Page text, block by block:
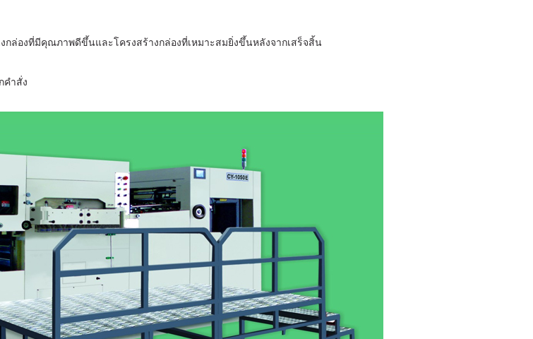
กล่องที่มีคุณภาพดีขึ้นและโครงสร้างกล่องที่เหมาะสมยิ่งขึ้นหลังจากเสร็จสิ้น
คำสั่ง